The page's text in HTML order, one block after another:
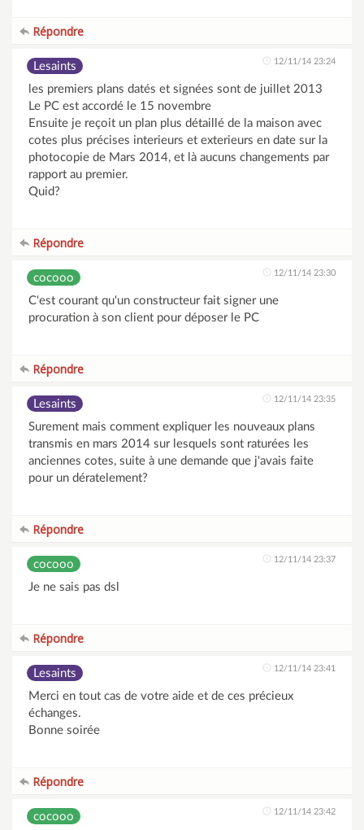
Répondre
Lesaints 12/11/14 23:24
les premiers plans datés et signées sont de juillet 2013
Le PC est accordé le 15 novembre
Ensuite je reçoit un plan plus détaillé de la maison avec
cotes plus précises interieurs et exterieurs en date sur la
photocopie de Mars 2014, et là aucuns changements par
rapport au premier.
Quid?
Répondre
cocooo 12/11/14 23:30
C'est courant qu'un constructeur fait signer une
procuration à son client pour déposer le PC
Répondre
Lesaints 12/11/14 23:35
Surement mais comment expliquer les nouveaux plans
transmis en mars 2014 sur lesquels sont raturées les
anciennes cotes, suite à une demande que j'avais faite
pour un dératelement?
Répondre
cocooo 12/11/14 23:37
Je ne sais pas dsl
Répondre
Lesaints 12/11/14 23:41
Merci en tout cas de votre aide et de ces précieux
échanges.
Bonne soirée
Répondre
cocooo 12/11/14 23:42